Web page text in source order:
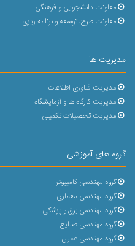
معاونت دانشجویی و فرهنگی
معاونت طرح، توسعه و برنامه ریزی
مدیریت ها
مدیریت فناوری اطلاعات
مدیریت کارگاه ها و آزمایشگاه
مدیریت تحصیلات تکمیلی
گروه های آموزشی
گروه مهندسی کامپیوتر
گروه مهندسی معماری
گروه مهندسی برق و پزشکی
گروه مهندسی صنایع
گروه مهندسی عمران